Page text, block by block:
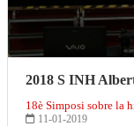
2018 S INH
18è Simposi sobre la
11-01-2019